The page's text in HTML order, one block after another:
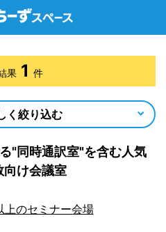
"同時通訳室"を含む人気
向け会議室
上のセミナー会場
果 1 件
く絞り込む